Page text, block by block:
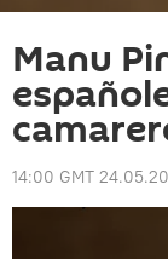
Manu
14:00 GMT